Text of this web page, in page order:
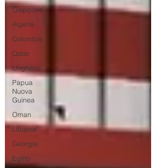
Giappone
Algeria
Colombia
Qatar
Ungheria
Papua
Nuova
Guinea
Oman
Lituania
Georgia
Egitto